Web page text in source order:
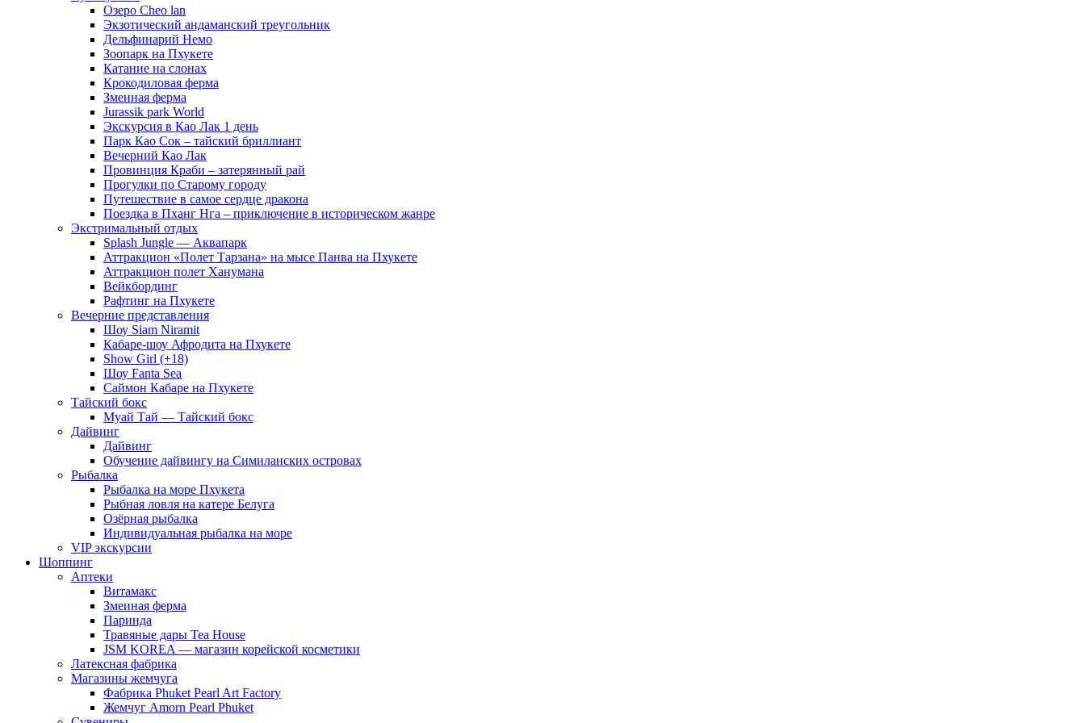
Озеро Cheo lan
Экзотический андаманский треугольник
Дельфинарий Немо
Зоопарк на Пхукете
Катание на слонах
Крокодиловая ферма
Змеиная ферма
Jurassik park World
Экскурсия в Као Лак 1 день
Парк Као Сок – тайский бриллиант
Вечерний Као Лак
Провинция Краби – затерянный рай
Прогулки по Старому городу
Путешествие в самое сердце дракона
Поездка в Пханг Нга – приключение в историческом жанре
Экстримальный отдых
Splash Jungle — Аквапарк
Аттракцион «Полет Тарзана» на мысе Панва на Пхукете
Аттракцион полет Ханумана
Вейкбординг
Рафтинг на Пхукете
Вечерние представления
Шоу Siam Niramit
Кабаре-шоу Афродита на Пхукете
Show Girl (+18)
Шоу Fanta Sea
Саймон Кабаре на Пхукете
Тайский бокс
Муай Тай — Тайский бокс
Дайвинг
Дайвинг
Обучение дайвингу на Симиланских островах
Рыбалка
Рыбалка на море Пхукета
Рыбная ловля на катере Белуга
Озёрная рыбалка
Индивидуальная рыбалка на море
VIP экскурсии
Шоппинг
Аптеки
Витамакс
Змеиная ферма
Паринда
Травяные дары Tea House
JSM KOREA — магазин корейской косметики
Латексная фабрика
Магазины жемчуга
Фабрика Phuket Pearl Art Factory
Жемчуг Amorn Pearl Phuket